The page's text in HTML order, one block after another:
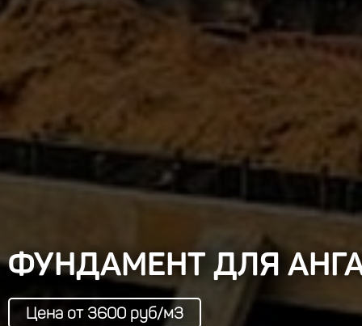
ФУНДАМЕНТ ДЛЯ
Цена от 3600 руб/м3